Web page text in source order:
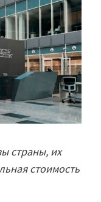
страны, их
стоимость